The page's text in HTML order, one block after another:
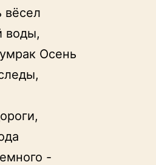
вёсел
воды,
Осень
-